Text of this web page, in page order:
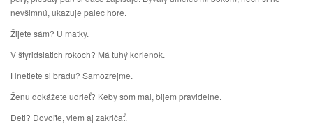
nevšimnú, ukazuje palec hore.
Žijete sám? U matky.
V štyridsiatich rokoch? Má tuhý korienok.
Hnetiete si bradu? Samozrejme.
Ženu dokážete udrieť? Keby som mal, bijem pravidelne.
Deti? Dovoľte, viem aj zakričať.